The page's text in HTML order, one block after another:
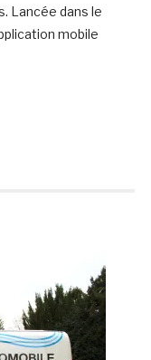
Lancée dans le
mobile